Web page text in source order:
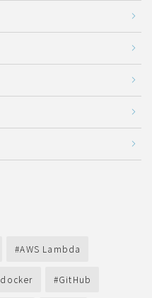
AWS Lambda
docker GitHub